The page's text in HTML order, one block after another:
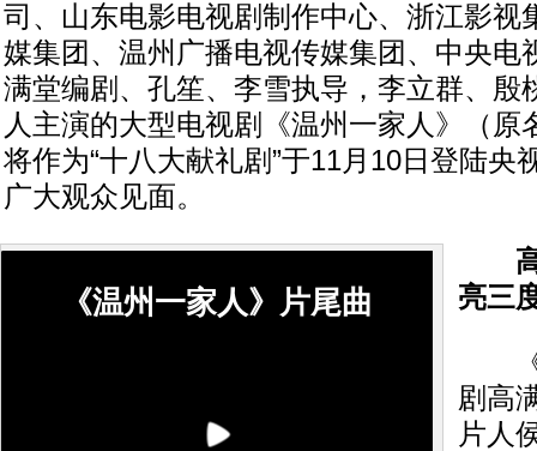
司、山东电影电视剧制作中心、浙江影视
媒集团、温州广播电视传媒集团、中央电
满堂编剧、孔笙、李雪执导，李立群、殷
人主演的大型电视剧《温州一家人》（原
将作为“十八大献礼剧”于11月10日登陆央
广大观众见面。
《温州一家人》片尾曲
高
亮三
《
剧高
片人